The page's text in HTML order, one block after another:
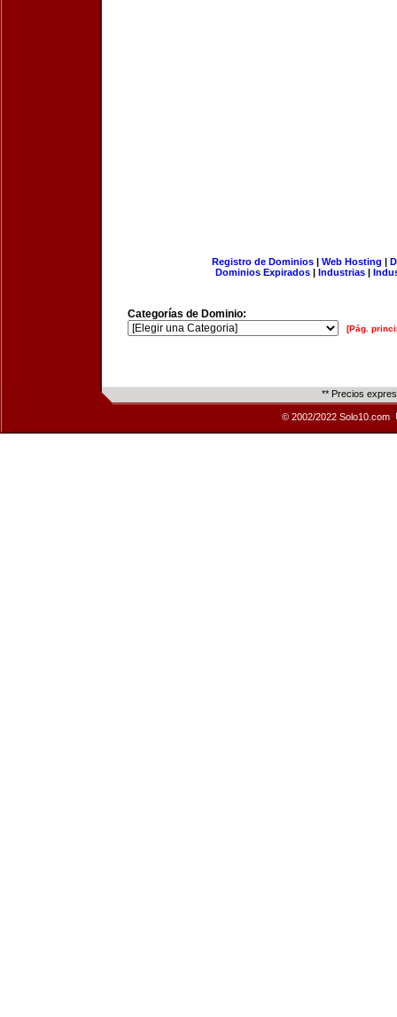
Registro de Dominios| Web Hosting |
Dominios Expirados | Industrias |
Categorías de Dominio:
[Pág.
** Precios
© 2002/2022 Solo10.com